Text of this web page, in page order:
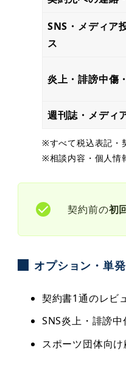
SNS・メディア
ス
炎上・誹謗中傷
週刊誌・メディ
※すべて税込表記・
※相談内容・個人情
契約前の初
オプション・単
契約書1通のレビ
SNS炎上・誹謗
スポーツ団体向